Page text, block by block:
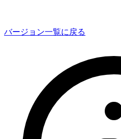
バージョン一覧に戻る